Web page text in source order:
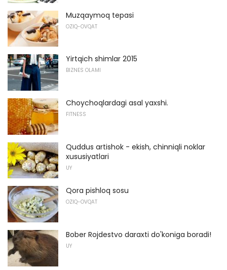
Muzqaymoq tepasi
OZIQ-OVQAT
Yirtqich shimlar 2015
BIZNES OLAMI
Choychoqlardagi asal yaxshi.
FITNESS
Quddus artishok - ekish, chinniqli noklar
xususiyatlari
UY
Qora pishloq sosu
OZIQ-OVQAT
Bober Rojdestvo daraxti do'koniga boradi!
UY